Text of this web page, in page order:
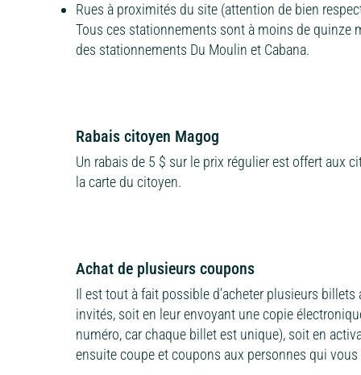
Rues à proximités du site (attention de bien
Tous ces stationnements sont à moins de quinze
des stationnements Du Moulin et Cabana.
Rabais citoyen Magog
Un rabais de 5 $ sur le prix régulier est offert aux
la carte du citoyen.
Achat de plusieurs coupons
Il est tout à fait possible d’acheter plusieurs
invités, soit en leur envoyant une copie
numéro, car chaque billet est unique), soit en
ensuite coupe et coupons aux personnes qui